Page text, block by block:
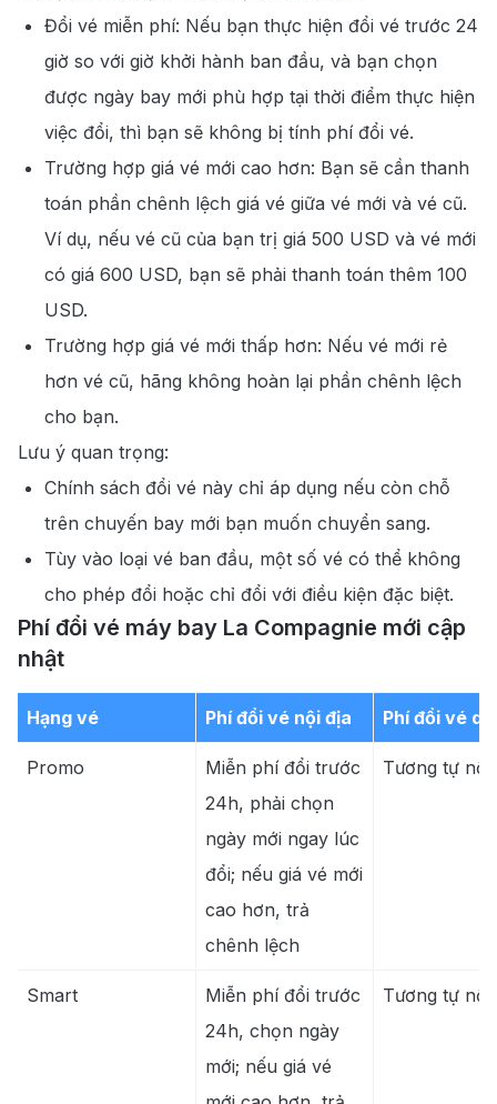
Đổi vé miễn phí: Nếu bạn thực hiện đổi vé trước 24
giờ so với giờ khởi hành ban đầu, và bạn chọn
được ngày bay mới phù hợp tại thời điểm thực hiện
việc đổi, thì bạn sẽ không bị tính phí đổi vé.
Trường hợp giá vé mới cao hơn: Bạn sẽ cần thanh
toán phần chênh lệch giá vé giữa vé mới và vé cũ.
Ví dụ, nếu vé cũ của bạn trị giá 500 USD và vé mới
có giá 600 USD, bạn sẽ phải thanh toán thêm 100
USD.
Trường hợp giá vé mới thấp hơn: Nếu vé mới rẻ
hơn vé cũ, hãng không hoàn lại phần chênh lệch
cho bạn.
Lưu ý quan trọng:
Chính sách đổi vé này chỉ áp dụng nếu còn chỗ
trên chuyến bay mới bạn muốn chuyển sang.
Tùy vào loại vé ban đầu, một số vé có thể không
cho phép đổi hoặc chỉ đổi với điều kiện đặc biệt.
Phí đổi vé máy bay La Compagnie mới cập
nhật
Hạng vé Phí đổi vé nội địa Phí đổi vé
Promo
Miễn phí đổi trước
24h, phải chọn
ngày mới ngay lúc
đổi; nếu giá vé mới
cao hơn, trả
chênh lệch
Tương tự nội
Smart
Miễn phí đổi trước
24h, chọn ngày
mới; nếu giá vé
Tương tự nội